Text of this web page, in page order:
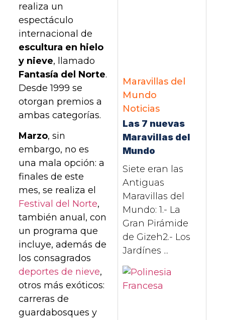
realiza un
espectáculo
internacional de
escultura en hielo
y nieve, llamado
Fantasía del Norte.
Desde 1999 se
otorgan premios a
ambas categorías.
Marzo, sin
embargo, no es
una mala opción: a
finales de este
mes, se realiza el
Festival del Norte,
también anual, con
un programa que
incluye, además de
los consagrados
deportes de nieve,
otros más exóticos:
carreras de
guardabosques y
Maravillas del
Mundo
Noticias
Las 7 nuevas
Maravillas del
Mundo
Siete eran las
Antiguas
Maravillas del
Mundo: 1.- La
Gran Pirámide
de Gizeh2.- Los
Jardínes ...